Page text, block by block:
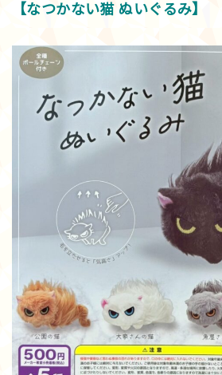
【なつかない猫 ぬいぐるみ】